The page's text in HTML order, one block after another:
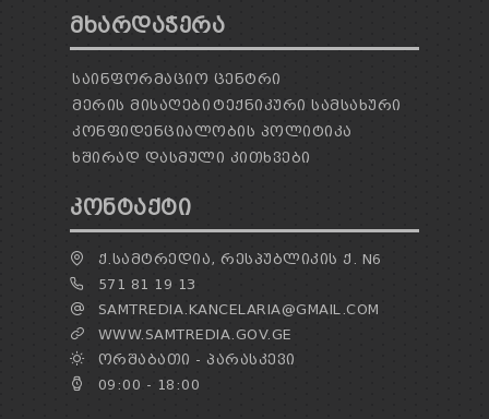
ᲛᲮᲐᲠᲓᲐᲭᲔᲠᲐ
ᲡᲐᲘᲜᲤᲝᲠᲛᲐᲪᲘᲝ ᲪᲔᲜᲢᲠᲘ
ᲛᲔᲠᲘᲡ ᲛᲘᲡᲐᲦᲔᲑᲘᲢᲔᲥᲜᲘᲙᲣᲠᲘ ᲡᲐᲛᲡᲐᲮᲣᲠᲘ
ᲙᲝᲜᲤᲘᲓᲔᲜᲪᲘᲐᲚᲝᲑᲘᲡ ᲞᲝᲚᲘᲢᲘᲙᲐ
ᲮᲨᲘᲠᲐᲓ ᲓᲐᲡᲛᲣᲚᲘ ᲙᲘᲗᲮᲕᲔᲑᲘ
ᲙᲝᲜᲢᲐᲥᲢᲘ
Ქ.ᲡᲐᲛᲢᲠᲔᲓᲘᲐ, ᲠᲔᲡᲞᲣᲑᲚᲘᲙᲘᲡ Ქ. N6
571 81 19 13
SAMTREDIA.KANCELARIA@GMAIL.COM
WWW.SAMTREDIA.GOV.GE
ᲝᲠᲨᲐᲑᲐᲗᲘ - ᲞᲐᲠᲐᲡᲙᲔᲕᲘ
09:00 - 18:00